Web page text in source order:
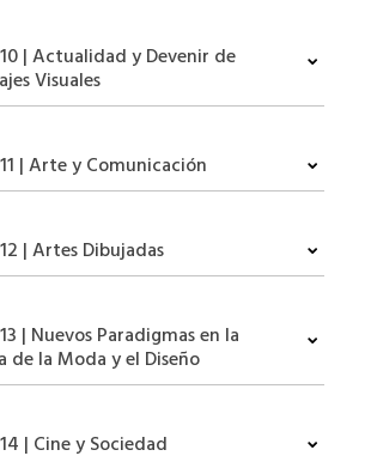
10 | Actualidad y Devenir de
Visuales
| Arte y Comunicación
| Artes Dibujadas
| Nuevos Paradigmas en la
de la Moda y el Diseño
| Cine y Sociedad